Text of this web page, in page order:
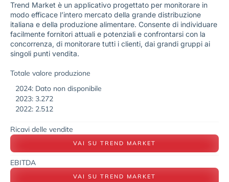
Trend Market è un applicativo progettato per monitorare in
modo efficace l’intero mercato della grande distribuzione
italiana e della produzione alimentare. Consente di individuare
facilmente fornitori attuali e potenziali e confrontarsi con la
concorrenza, di monitorare tutti i clienti, dai grandi gruppi ai
singoli punti vendita.
Totale valore produzione
2024: Dato non disponibile
2023: 3.272
2022: 2.512
Ricavi delle vendite
VAI SU TREND MARKET
EBITDA
VAI SU TREND MARKET